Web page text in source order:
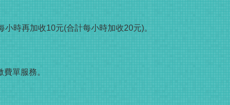
時再加收10元(合計每小時加收20元)。
單服務。